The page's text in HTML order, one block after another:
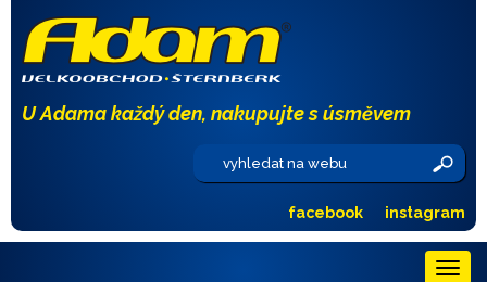
U Adama každý den, nakupujte s úsměvem
instagram
facebook
Menu